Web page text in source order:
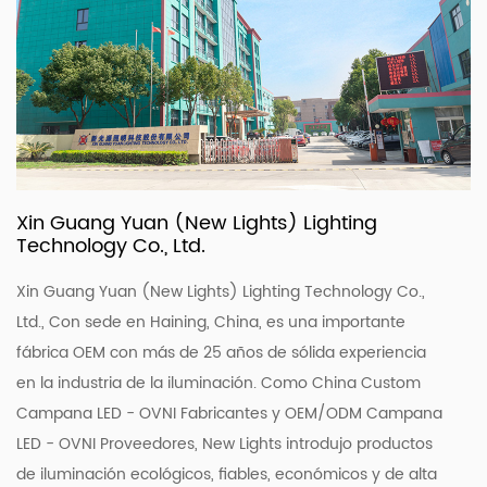
Xin Guang Yuan (New Lights) Lighting
Technology Co., Ltd.
Xin Guang Yuan (New Lights) Lighting Technology Co.,
Ltd., Con sede en Haining, China, es una importante
fábrica OEM con más de 25 años de sólida experiencia
en la industria de la iluminación. Como China Custom
Campana LED - OVNI Fabricantesy OEM/ODM Campana
LED - OVNI Proveedores, New Lights introdujo productos
de iluminación ecológicos, fiables, económicos y de alta